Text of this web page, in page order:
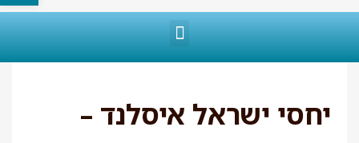
יחסי ישראל איסלנד –